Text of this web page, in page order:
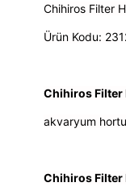
Chihiros Filter
Ürün Kodu:
Chihiros Filter
akvaryum
Chihiros Filter